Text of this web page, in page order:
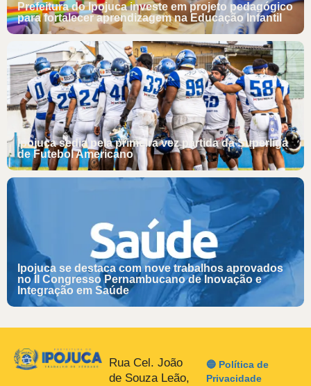
Prefeitura do Ipojuca investe em projeto pedagógico
para fortalecer aprendizagem na Educação Infantil
Ipojuca sedia pela primeira vez partida da Superliga
de Futebol Americano
Ipojuca se destaca com nove trabalhos aprovados
no II Congresso Pernambucano de Inovação e
Integração em Saúde
Rua Cel. João
de Souza Leão,
🔵 Política de
Privacidade